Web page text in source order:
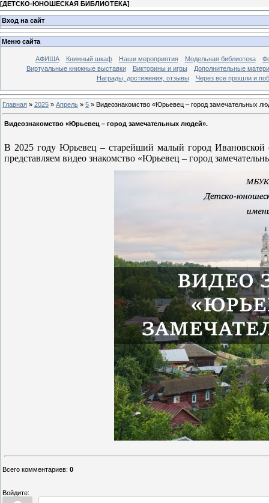
[ДЕТСКО-ЮНОШЕСКАЯ БИБЛИОТЕКА]
Вход на сайт
Меню сайта
АФИША Книжный шкаф Наши мероприятия Модельная библиотека
Виртуальные книжные выставки
Викторины и игры
Дополнительные
Награды, достижения, отзывы
Через все прошли и
Главная » 2025 » Апрель » 5 » Видеознакомство «Юрьевец – город замечательных
Видеознакомство «Юрьевец – город замечательных людей».
В 2025 году Юрьевец – старейший малый город Ивановской
представляем видео знакомство «Юрьевец – город
Всего комментариев: 0
Войдите: